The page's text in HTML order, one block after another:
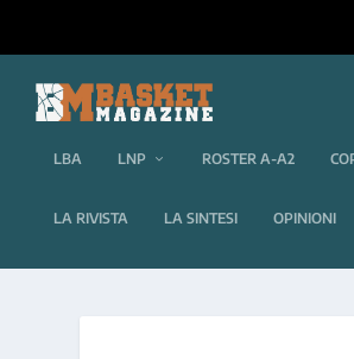
LBA LNP ROSTER A-A2
LA RIVISTA LA SINTESI OPINIONI